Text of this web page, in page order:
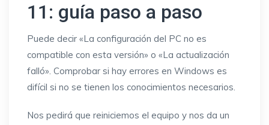
11: guía paso a paso
Puede decir «La configuración del PC no es
compatible con esta versión» o «La actualización
falló». Comprobar si hay errores en Windows es
difícil si no se tienen los conocimientos necesarios.
Nos pedirá que reiniciemos el equipo y nos da un